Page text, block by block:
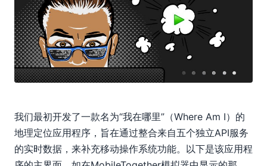
我们最初开发了一款名为“我在哪里”（Where Am I）的
地理定位应用程序，旨在通过整合来自五个独立API服务
的实时数据，来补充移动操作系统功能。以下是该应用程